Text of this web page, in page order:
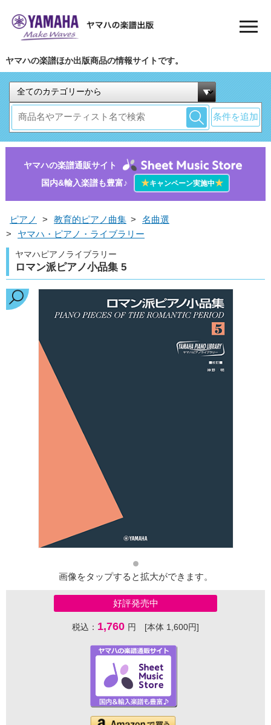
ヤマハの楽譜ほか出版商品の情報サイトです。
条件を追加
ヤマハの楽譜通販サイト
国内&輸入楽譜も豊富♪
★キャンペーン実施中★
ピアノ > 教育的ピアノ曲集 >
名曲選
>
ヤマハ・ピアノ・ライブラリー
ヤマハピアノライブラリー
ロマン派ピアノ小品集 5
画像をタップすると拡大ができます。
好評発売中
税込： 1,760 円 [本体 1,600円]